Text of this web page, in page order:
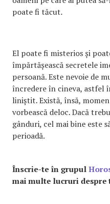
poate fi tăcut.
El poate fi misterios și
împărtășească secretele
persoană. Este nevoie de
încredere în cineva, astfel
liniștit. Există, însă,
vorbească deloc. Dacă
gânduri, cel mai bine este
perioadă.
Înscrie-te în grupul
mai multe lucruri